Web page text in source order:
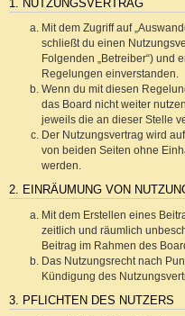
1. NUTZUNGSVERTRAG
Mit dem Zugriff auf
schließt du einen
Folgenden „Betreiber“) und
Regelungen einverstanden.
Wenn du mit diesen
das Board nicht weiter
jeweils die an dieser Stelle
Der Nutzungsvertrag wird
von beiden Seiten ohne
werden.
2. EINRÄUMUNG VON
Mit dem Erstellen eines
zeitlich und räumlich
Beitrag im Rahmen des
Das Nutzungsrecht nach
Kündigung des
3. PFLICHTEN DES NUTZERS